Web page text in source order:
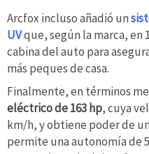
Arcfox incluso añadió un
UVque, según la marca,
cabina del auto para
más peques de casa.
Finalmente, en términos
eléctrico de 163 hp, cuya
km/h, y obtiene poder de
permite una autonomía de